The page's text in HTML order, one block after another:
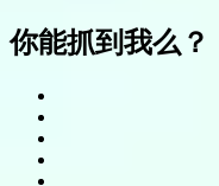
你能抓到我么？